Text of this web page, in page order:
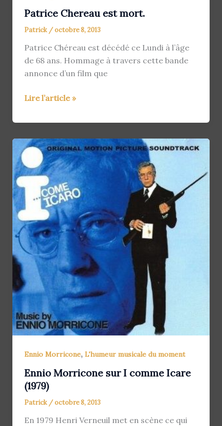
Patrice Chereau est mort.
Patrick /octobre 8, 2013
Patrice Chéreau est décédé ce Lundi à l’âge
de 68 ans. Hommage à travers cette bande
annonce d’un film que
Patrice
est
Lire l’article »
Ennio Morricone, L'humeur musicale du moment
Ennio Morricone sur I comme Icare
(1979)
Patrick /octobre 8, 2013
En 1979 Henri Verneuil met en scène ce qui